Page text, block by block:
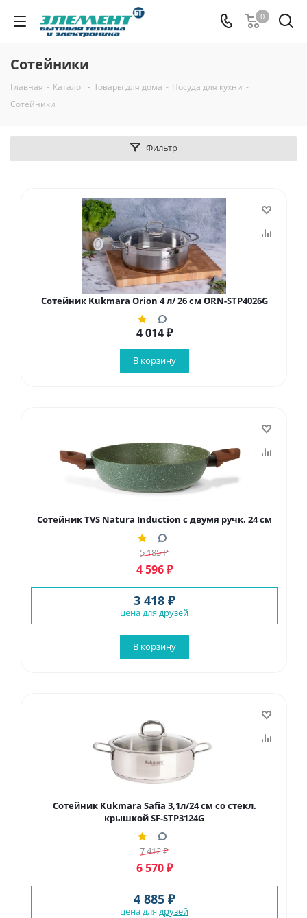
0
Сотейники
Главная - Каталог - Товары для дома - Посуда для кухни -
Сотейники
Фильтр
Сотейник Kukmara Orion 4 л/ 26 см ORN-STP4026G
4 014₽
В корзину
Сотейник TVS Natura Induction с двумя ручк. 24 см
5 185₽
4 596₽
3 418 ₽
цена для друзей
В корзину
Сотейник Kukmara Safia 3,1л/24 см со стекл.
крышкой SF-STP3124G
7 412₽
6 570₽
4 885 ₽
цена для друзей